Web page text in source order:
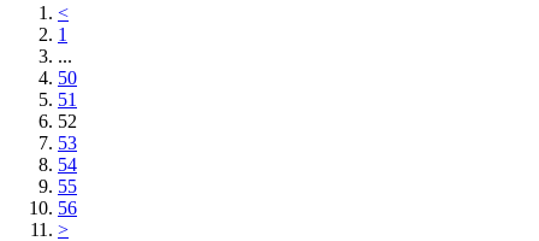
<
1
...
50
51
52
53
54
55
56
>